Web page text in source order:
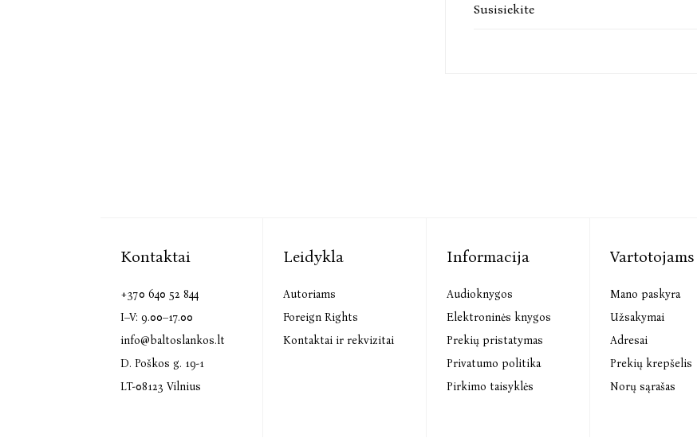
Susisiekite
Kontaktai
+370 640 52 844
I–V: 9.00–17.00
info@baltoslankos.lt
D. Poškos g. 19-1
LT-08123 Vilnius
Leidykla
Autoriams
Foreign Rights
Kontaktai ir rekvizitai
Informacija
Audioknygos
Elektroninės knygos
Prekių pristatymas
Privatumo politika
Pirkimo taisyklės
Vartotojams
Mano paskyra
Užsakymai
Adresai
Prekių krepšelis
Norų sąrašas